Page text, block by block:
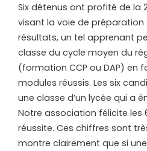
Six détenus ont profité de la
visant la voie de préparation
résultats, un tel apprenant
classe du cycle moyen du
(formation CCP ou DAP) en
modules réussis. Les six
une classe d’un lycée qui a
Notre association félicite les
réussite. Ces chiffres sont
montre clairement que si